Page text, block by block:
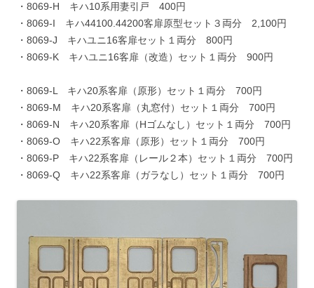
・8069-H キハ10系用妻引戸 400円
・8069-I キハ44100.44200客扉原型セット３両分 2,100円
・8069-J キハユニ16客扉セット１両分 800円
・8069-K キハユニ16客扉（改造）セット１両分 900円
・8069-L キハ20系客扉（原形）セット１両分 700円
・8069-M キハ20系客扉（丸窓付）セット１両分 700円
・8069-N キハ20系客扉（Hゴムなし）セット１両分 700円
・8069-O キハ22系客扉（原形）セット１両分 700円
・8069-P キハ22系客扉（レール２本）セット１両分 700円
・8069-Q キハ22系客扉（ガラなし）セット１両分 700円